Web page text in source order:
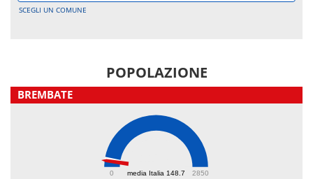
SCEGLI UN COMUNE
POPOLAZIONE
BREMBATE
media Italia 148.7
0 2850